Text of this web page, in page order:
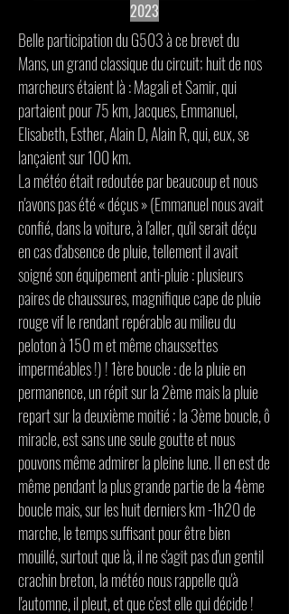
2023
Belle participation du G503 à ce brevet du
Mans, un grand classique du circuit; huit de nos
marcheurs étaient là : Magali et Samir, qui
partaient pour 75 km, Jacques, Emmanuel,
Elisabeth, Esther, Alain D, Alain R, qui, eux, se
lançaient sur 100 km.
La météo était redoutée par beaucoup et nous
n'avons pas été « déçus » (Emmanuel nous avait
confié, dans la voiture, à l'aller, qu'il serait déçu
en cas d'absence de pluie, tellement il avait
soigné son équipement anti-pluie : plusieurs
paires de chaussures, magnifique cape de pluie
rouge vif le rendant repérable au milieu du
peloton à 150 m et même chaussettes
imperméables !) ! 1ère boucle : de la pluie en
permanence, un répit sur la 2ème mais la pluie
repart sur la deuxième moitié ; la 3ème boucle, ô
miracle, est sans une seule goutte et nous
pouvons même admirer la pleine lune. Il en est de
même pendant la plus grande partie de la 4ème
boucle mais, sur les huit derniers km -1h20 de
marche, le temps suffisant pour être bien
mouillé, surtout que là, il ne s'agit pas d'un gentil
crachin breton, la météo nous rappelle qu'à
l'automne, il pleut, et que c'est elle qui décide !